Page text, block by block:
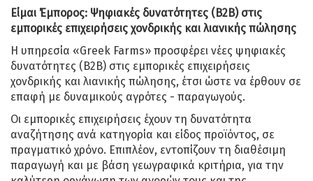
Είμαι Έμπορος: Ψηφιακές δυνατότητες (Β2Β) στις
εμπορικές επιχειρήσεις χονδρικής και λιανικής πώλησης
Η υπηρεσία «Greek Farms» προσφέρει νέες ψηφιακές
δυνατότητες (Β2Β) στις εμπορικές επιχειρήσεις
χονδρικής και λιανικής πώλησης, έτσι ώστε να έρθουν σε
επαφή με δυναμικούς αγρότες - παραγωγούς.
Οι εμπορικές επιχειρήσεις έχουν τη δυνατότητα
αναζήτησης ανά κατηγορία και είδος προϊόντος, σε
πραγματικό χρόνο. Επιπλέον, εντοπίζουν τη διαθέσιμη
παραγωγή και με βάση γεωγραφικά κριτήρια, για την